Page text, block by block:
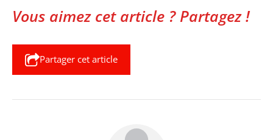
Vous aimez cet article ? Partagez !
Partager cet article